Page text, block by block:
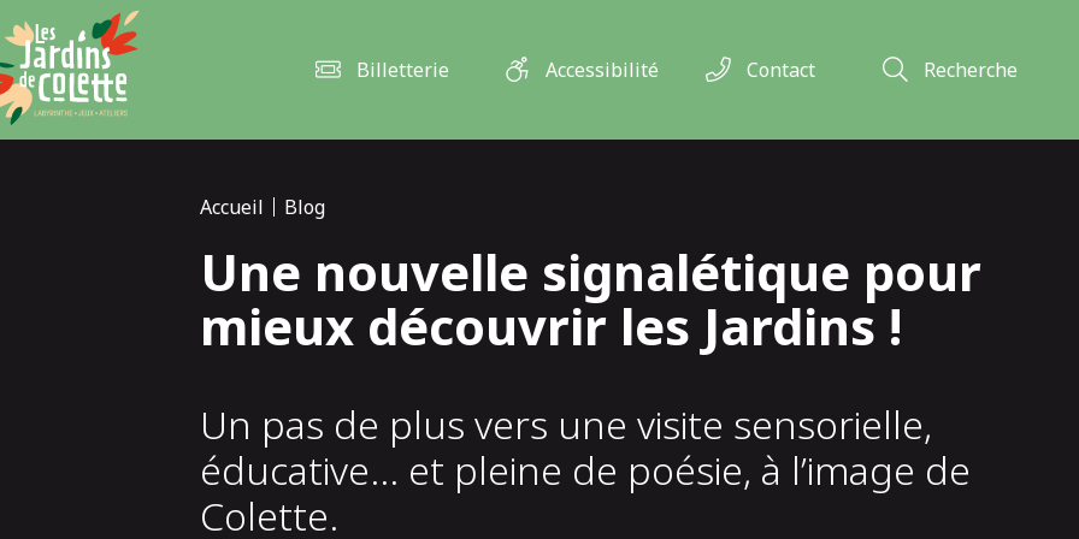
Panneau de gestion des cookies
Billetterie Accessibilité Contact Recherche
Accueil Blog
Une nouvelle signalétique pour
mieux découvrir les Jardins !
Un pas de plus vers une visite sensorielle,
éducative… et pleine de poésie, à l’image de
Colette.